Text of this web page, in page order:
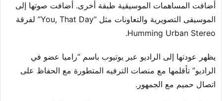
أضافت المساهمات الموسيقية طبقة أخرى. أضافت صوتها إلى
الموسيقى التصويرية والتعاونات مثل “You, That Day” لفرقة
Humming Urban Stereo.
يظهر عودتها إلى الراديو عبر يوتيوب باسم “راميا عضو في
الراديو” تأقلمها مع منصات الترفيه المتطورة مع الحفاظ على
اتصال حميم مع الجمهور.